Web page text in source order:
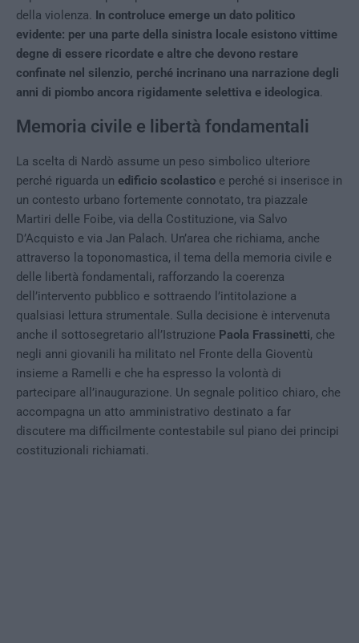
della violenza. In controluce emerge un dato politico
evidente: per una parte della sinistra locale esistono vittime
degne di essere ricordate e altre che devono restare
confinate nel silenzio, perché incrinano una narrazione degli
anni di piombo ancora rigidamente selettiva e ideologica.
Memoria civile e libertà fondamentali
La scelta di Nardò assume un peso simbolico ulteriore
perché riguarda un edificio scolastico e perché si inserisce in
un contesto urbano fortemente connotato, tra piazzale
Martiri delle Foibe, via della Costituzione, via Salvo
D’Acquisto e via Jan Palach. Un’area che richiama, anche
attraverso la toponomastica, il tema della memoria civile e
delle libertà fondamentali, rafforzando la coerenza
dell’intervento pubblico e sottraendo l’intitolazione a
qualsiasi lettura strumentale. Sulla decisione è intervenuta
anche il sottosegretario all’Istruzione Paola Frassinetti, che
negli anni giovanili ha militato nel Fronte della Gioventù
insieme a Ramelli e che ha espresso la volontà di
partecipare all’inaugurazione. Un segnale politico chiaro, che
accompagna un atto amministrativo destinato a far
discutere ma difficilmente contestabile sul piano dei principi
costituzionali richiamati.